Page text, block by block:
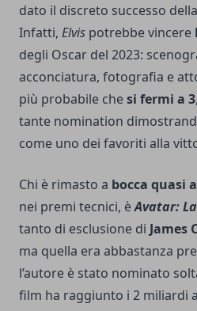
dato il discreto successo
Infatti, Elvis potrebbe vincere
degli Oscar del 2023:
acconciatura, fotografia e
più probabile chesi fermi a 3
tante nomination
come uno dei favoriti alla
Chi è rimasto a bocca quasi
nei premi tecnici, èAvatar:
tanto di esclusione di James
ma quella era abbastanza
l’autore è stato nominato
film ha raggiunto i 2 miliardi